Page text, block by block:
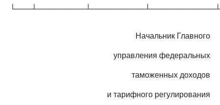
Начальник Главного
управления федеральных
таможенных доходов
и тарифного регулирования